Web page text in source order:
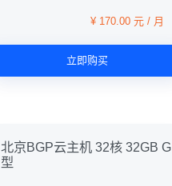
¥ 170.00 元 / 月
立即购买
北京BGP云主机 32核 32GB G
型